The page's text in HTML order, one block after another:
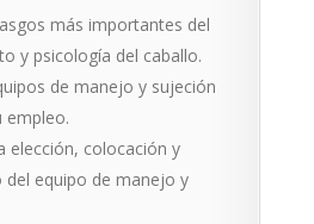
más importantes del
y psicología del caballo.
de manejo y sujeción
empleo.
elección, colocación y
equipo de manejo y